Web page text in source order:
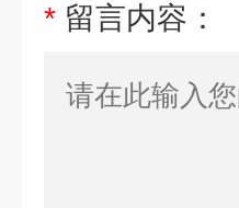
* 留言内容：